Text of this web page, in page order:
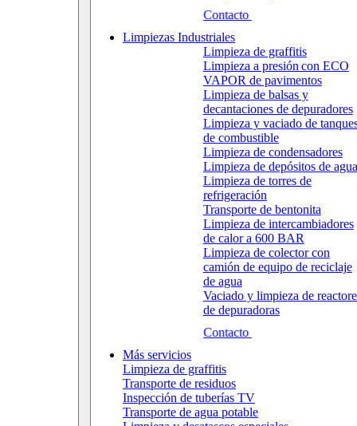
Contacto
Limpiezas Industriales
Limpieza de graffitis
Limpieza a presión con ECO
VAPOR de pavimentos
Limpieza de balsas y
decantaciones de depuradores
Limpieza y vaciado de
de combustible
Limpieza de condensadores
Limpieza de depósitos de agua
Limpieza de torres de
refrigeración
Transporte de bentonita
Limpieza de intercambiadores
de calor a 600 BAR
Limpieza de colector con
camión de equipo de reciclaje
de agua
Vaciado y limpieza de
de depuradoras
Contacto
Más servicios
Limpieza de graffitis
Transporte de residuos
Inspección de tuberías TV
Transporte de agua potable